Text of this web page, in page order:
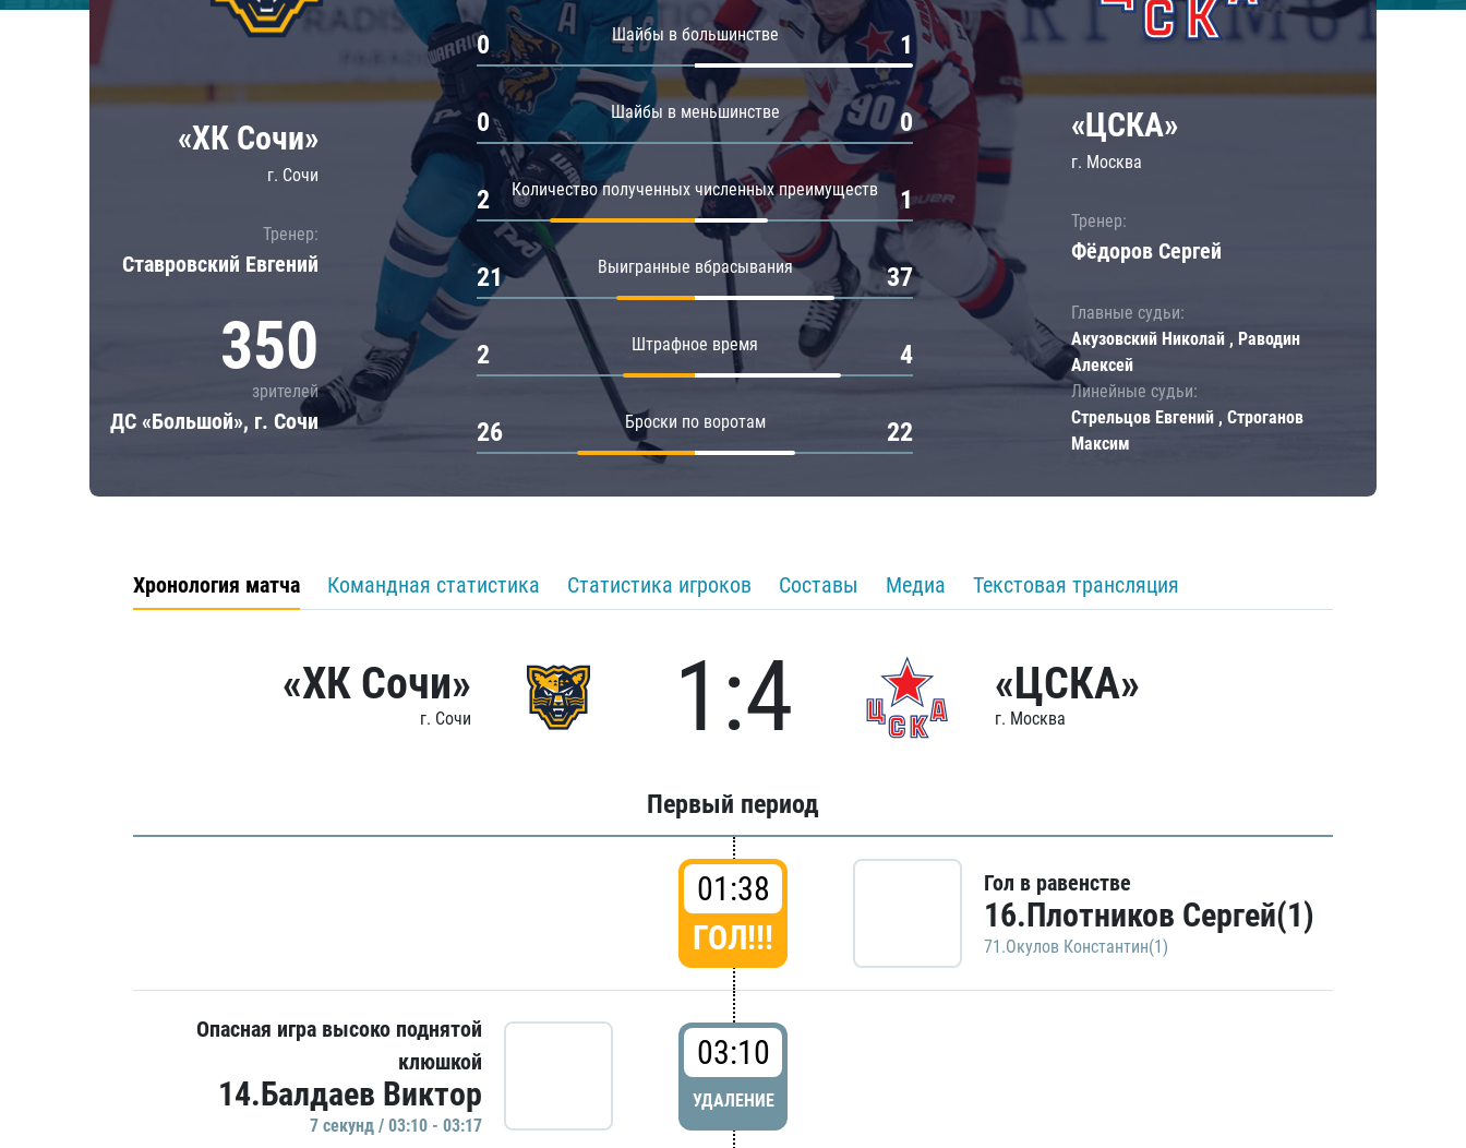
Локомотив
ЦСКА
Шанхайские Драконы
Амур
Барыс
Салават Юлаев
«ХК Сочи»
г. Сочи
Тренер:
Ставровский Евгений
350
зрителей
ДС «Большой», г. Сочи
Шайбы в большинстве
0 1
Шайбы в меньшинстве
0 0
Количество полученных численных преимуществ
2 1
Выигранные вбрасывания
21 37
Штрафное время
2 4
Броски по воротам
26 22
«ЦСКА»
г. Москва
Тренер:
Фёдоров Сергей
Главные судьи:
Акузовский Николай , Раводин
Алексей
Линейные судьи:
Стрельцов Евгений , Строганов
Максим
Хронология матча Командная статистика Статистика игроков Составы Медиа Текстовая трансляция
«ХК Сочи»
г. Сочи 1:4 «ЦСКА»
г. Москва
Первый период
01:38
ГОЛ!!!
Гол в равенстве
16.Плотников Сергей(1)
71.Окулов Константин(1)
Опасная игра высоко поднятой
клюшкой
14.Балдаев Виктор
7 секунд / 03:10 - 03:17
03:10
УДАЛЕНИЕ